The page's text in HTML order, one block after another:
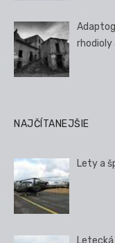
rhodioly
NAJČÍTANEJŠIE
Lety a